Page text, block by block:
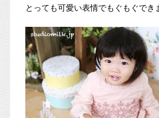
とっても可愛い表情でもぐもぐでき